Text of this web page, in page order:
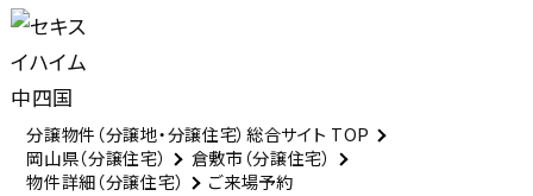
分譲物件（分譲地・分譲住宅）総合サイト TOP
岡山県（分譲住宅）
倉敷市（分譲住宅）
物件詳細（分譲住宅）
ご来場予約